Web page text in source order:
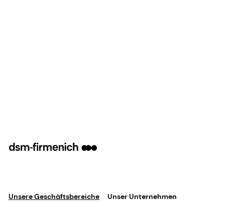
Unsere Geschäftsbereiche Unser Unternehmen